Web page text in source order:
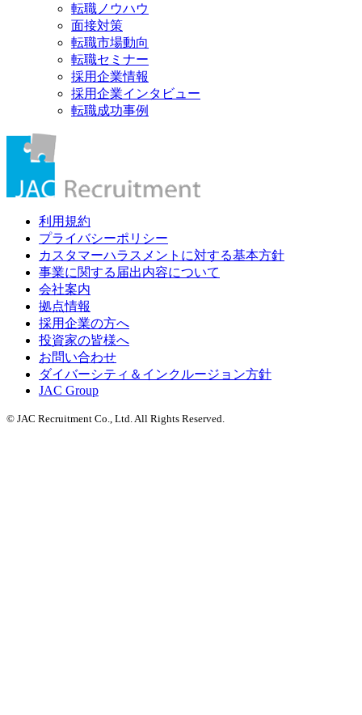
転職ノウハウ
面接対策
転職市場動向
転職セミナー
採用企業情報
採用企業インタビュー
転職成功事例
利用規約
プライバシーポリシー
カスタマーハラスメントに対する基本方針
事業に関する届出内容について
会社案内
拠点情報
採用企業の方へ
投資家の皆様へ
お問い合わせ
ダイバーシティ＆インクルージョン方針
JAC Group
© JAC Recruitment Co., Ltd. All Rights Reserved.